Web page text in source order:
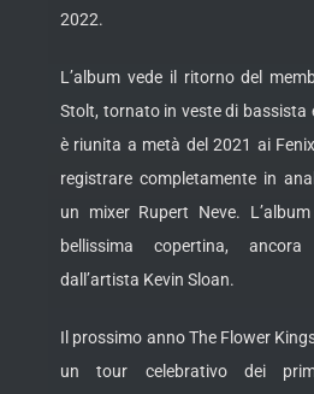
2022.
L’album vede il ritorno del
Stolt, tornato in veste di bassista
è riunita a metà del 2021 ai
registrare completamente in
un mixer Rupert Neve.
bellissima copertina,
dall’artista Kevin Sloan.
Il prossimo anno The Flower
un tour celebrativo dei